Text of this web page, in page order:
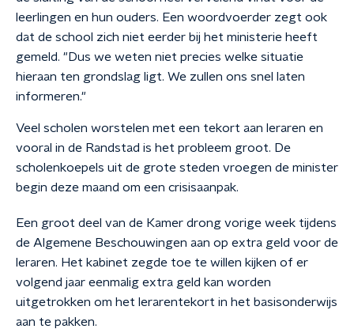
leerlingen en hun ouders. Een woordvoerder zegt ook
dat de school zich niet eerder bij het ministerie heeft
gemeld. "Dus we weten niet precies welke situatie
hieraan ten grondslag ligt. We zullen ons snel laten
informeren."
Veel scholen worstelen met een tekort aan leraren en
vooral in de Randstad is het probleem groot. De
scholenkoepels uit de grote steden vroegen de minister
begin deze maand om een crisisaanpak.
Een groot deel van de Kamer drong vorige week tijdens
de Algemene Beschouwingen aan op extra geld voor de
leraren. Het kabinet zegde toe te willen kijken of er
volgend jaar eenmalig extra geld kan worden
uitgetrokken om het lerarentekort in het basisonderwijs
aan te pakken.